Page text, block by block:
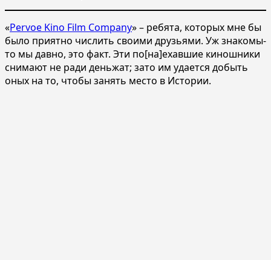
«Pervoe Kino Film Company» – ребята, которых мне бы
было приятно числить своими друзьями. Уж знакомы-
то мы давно, это факт. Эти по[на]ехавшие киношники
снимают не ради деньжат; зато им удается добыть
оных на то, чтобы занять место в Истории.